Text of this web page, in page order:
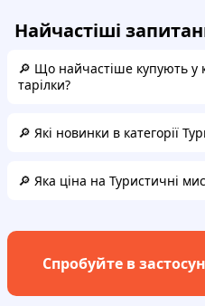
Найчастіші
🔎 Що найчастіше купують у
тарілки?
🔎 Які новинки в категорії
🔎 Яка ціна на Туристичні
Спробуйте в